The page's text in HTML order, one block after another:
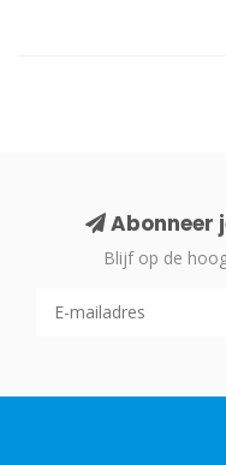
Abonneer
Blijf op de